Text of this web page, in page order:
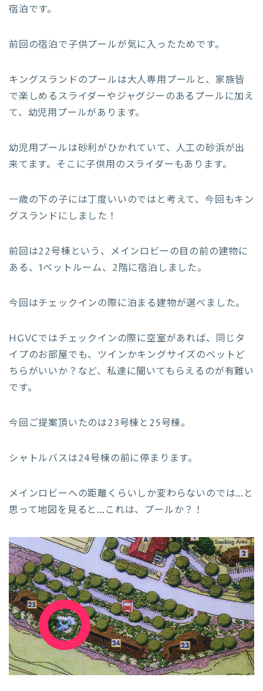
宿泊です。
前回の宿泊で子供プールが気に入ったためです。
キングスランドのプールは大人専用プールと、家族皆
で楽しめるスライダーやジャグジーのあるプールに加え
て、幼児用プールがあります。
幼児用プールは砂利がひかれていて、人工の砂浜が出
来てます。そこに子供用のスライダーもあります。
一歳の下の子には丁度いいのではと考えて、今回もキン
グスランドにしました！
前回は22号棟という、メインロビーの目の前の建物に
ある、1ベットルーム、2階に宿泊しました。
今回はチェックインの際に泊まる建物が選べました。
HGVCではチェックインの際に空室があれば、同じタ
イプのお部屋でも、ツインかキングサイズのベットど
ちらがいいか？など、私達に聞いてもらえるのが有難い
です。
今回ご提案頂いたのは23号棟と25号棟。
シャトルバスは24号棟の前に停まります。
メインロビーへの距離くらいしか変わらないのでは…と
思って地図を見ると…これは、プールか？！